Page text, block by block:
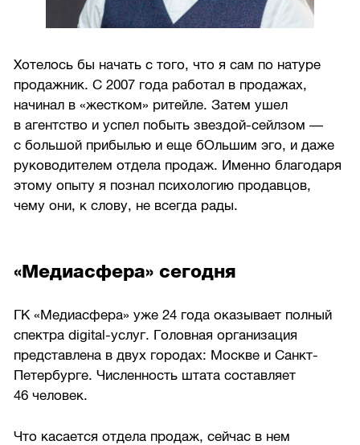
Хотелось бы начать с того, что я сам по натуре
продажник. С 2007 года работал в продажах,
начинал в «жестком» ритейле. Затем ушел
в агентство и успел побыть звездой-сейлзом —
с большой прибылью и еще бОльшим эго, и даже
руководителем отдела продаж. Именно благодаря
этому опыту я познал психологию продавцов,
чему они, к слову, не всегда рады.
«Медиасфера» сегодня
ГК «Медиасфера» уже 24 года оказывает полный
спектра digital-услуг. Головная организация
представлена в двух городах: Москве и Санкт-
Петербурге. Численность штата составляет
46 человек.
Что касается отдела продаж, сейчас в нем